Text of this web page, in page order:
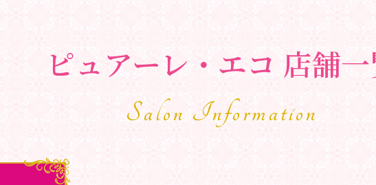
ピュアーレ・エコ 店舗
Salon Information